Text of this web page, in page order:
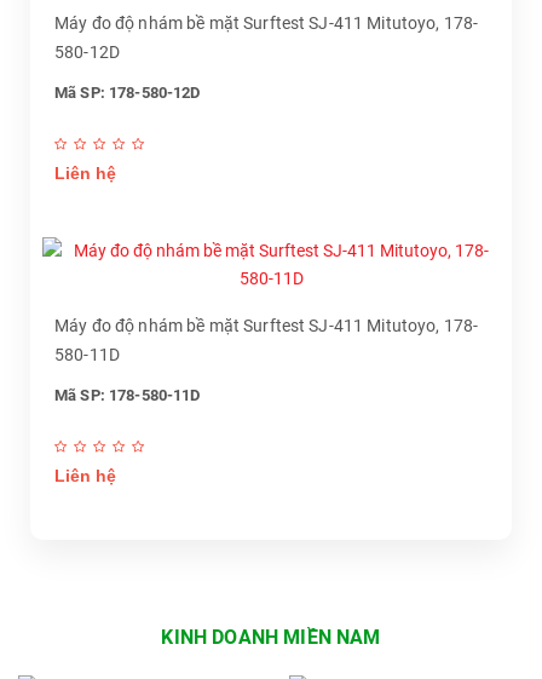
Máy đo độ nhám bề mặt Surftest SJ-411 Mitutoyo, 178-
580-12D
Mã SP: 178-580-12D
Liên hệ
Máy đo độ nhám bề mặt Surftest SJ-411 Mitutoyo, 178-
580-11D
Mã SP: 178-580-11D
Liên hệ
KINH DOANH MIỀN NAM